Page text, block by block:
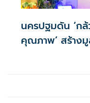
นครปฐมดัน ‘ก
คุณภาพ’ สร้าง